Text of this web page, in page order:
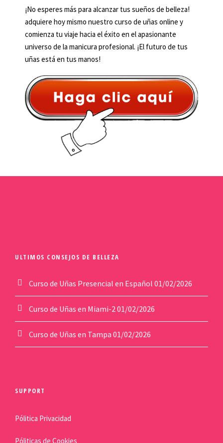
¡No esperes más para alcanzar tus sueños de belleza!
adquiere hoy mismo nuestro curso de uñas online y
comienza tu viaje hacia el éxito en el apasionante
universo de la manicura profesional. ¡El futuro de tus
uñas está en tus manos!
ULTIMOS CONSEJOS DE BELLEZA
Curso de Uñas Presencial en Español 01/02/2026
Curso de Uñas en Miami-2 01/02/2026
Curso de Uñas en Tampa 01/02/2026
SUPPORT
Pólitica Privacidad
Póliticas de Cookies